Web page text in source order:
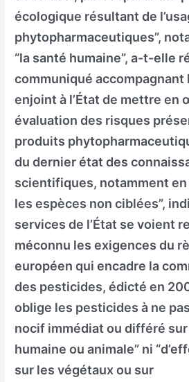
écologique résultant de
phytopharmaceutiques”,
“la santé humaine”, a-t-elle
communiqué accompagnant
enjoint à l’État de mettre en
évaluation des risques
produits
du dernier état des
scientifiques, notamment
les espèces non ciblées”,
services de l’État se voient
méconnu les exigences du
européen qui encadre la
des pesticides, édicté en
oblige les pesticides à ne
nocif immédiat ou différé
humaine ou animale” ni
sur les végétaux ou sur